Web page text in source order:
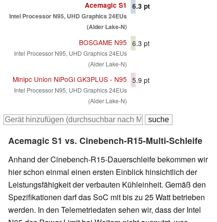
Acemagic S1
Intel Processor N95, UHD Graphics 24EUs
(Alder Lake-N)
6.3 pt
BOSGAME N95
Intel Processor N95, UHD Graphics 24EUs
(Alder Lake-N)
6.3 pt
Minipc Union NiPoGi GK3PLUS - N95
Intel Processor N95, UHD Graphics 24EUs
(Alder Lake-N)
5.9 pt
Acemagic S1 vs. Cinebench-R15-Multi-Schleife
Anhand der Cinebench-R15-Dauerschleife bekommen wir
hier schon einmal einen ersten Einblick hinsichtlich der
Leistungsfähigkeit der verbauten Kühleinheit. Gemäß den
Spezifikationen darf das SoC mit bis zu 25 Watt betrieben
werden. In den Telemetriedaten sehen wir, dass der Intel